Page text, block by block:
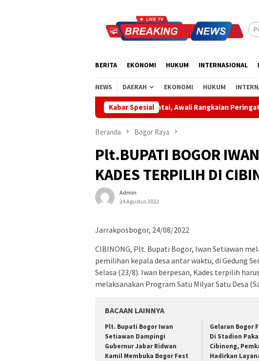
BERITA EKONOMI HUKUM INTERNASIONAL
NEWS DAERAH EKONOMI HUKUM
Kabar Spesial
Wabup Bangli Lepas Jalan Santai, Awali Rangkaian Peringatan HUT ke-81
Beranda Bogor Raya
Plt.BUPATI BOGOR
KADES TERPILIH DI
Admin
24 Agustus 2022
Jarrakposbogor, 24/08/2022
CIBINONG, Plt. Bupati Bogor, Iwan Setiawan
pemilihan kepala desa antar waktu, di Gedung
Selasa (23/8). Iwan berpesan, Kades terpilih
melaksanakan Program Satu Milyar Satu Desa
BACAAN LAINNYA
Plt. Bupati Bogor Iwan
Setiawan Dampingi
Gubernur Jabar Ridwan
Kamil Membuka Bogor Fest
Gelaran Bogor
Di Stadion
Cibinong,
Hadirkan